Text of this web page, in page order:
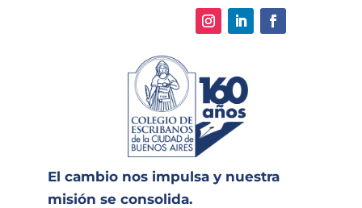
El cambio nos impulsa y nuestra
misión se consolida.